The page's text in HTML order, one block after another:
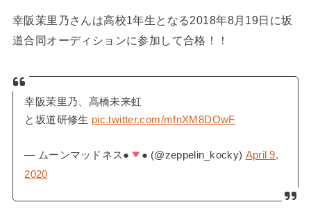
幸阪茉里乃さんは高校1年生となる2018年8月19日に坂
道合同オーディションに参加して合格！！
幸阪茉里乃、髙橋未来虹
と坂道研修生 pic.twitter.com/mfnXM8DOwF
— ムーンマッドネス● ● (@zeppelin_kocky) April 9,
2020